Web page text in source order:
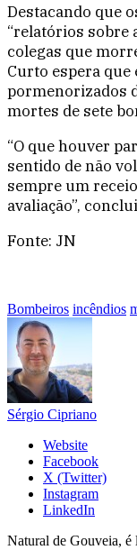
Destacando que
“relatórios sobre
colegas que
Curto espera que
pormenorizados
mortes de sete
“O que houver
sentido de não
sempre um
avaliação”,
Fonte: JN
Bombeiros incêndios
Sérgio Cipriano
Website
Facebook
X (Twitter)
Instagram
LinkedIn
Natural de Gouveia,